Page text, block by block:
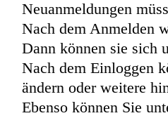
Neuanmeldungen
Nach dem Anmelden
Dann können sie sich
Nach dem Einloggen
ändern oder weitere
Ebenso können Sie